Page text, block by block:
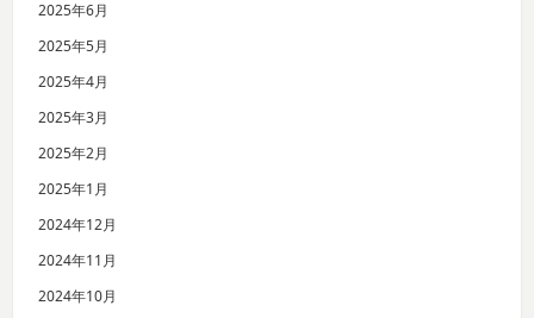
2025年6月
2025年5月
2025年4月
2025年3月
2025年2月
2025年1月
2024年12月
2024年11月
2024年10月